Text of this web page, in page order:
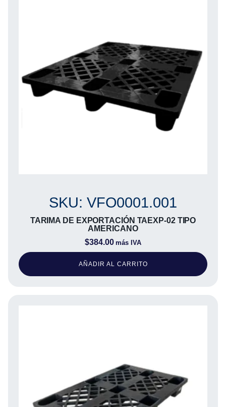
SKU: VFO0001.001
TARIMA DE EXPORTACIÓN TAEXP-02 TIPO
AMERICANO
$384.00 más IVA
AÑADIR AL CARRITO